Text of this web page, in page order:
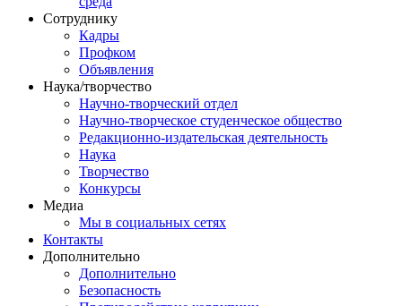
Сотруднику
Кадры
Профком
Объявления
Наука/творчество
Научно-творческий отдел
Научно-творческое студенческое общество
Редакционно-издательская деятельность
Наука
Творчество
Конкурсы
Медиа
Мы в социальных сетях
Контакты
Дополнительно
Дополнительно
Безопасность